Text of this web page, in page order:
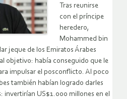
Tras reunirse
con el príncipe
heredero,
Mohammed bin
jeque de los Emiratos Árabes
objetivo: había conseguido que le
impulsar el posconflicto. Al poco
también habían logrado darles
invertirían US$1.000 millones en el